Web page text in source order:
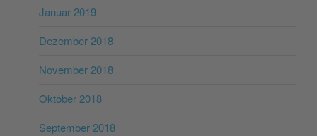
Januar 2019
Dezember 2018
November 2018
Oktober 2018
September 2018